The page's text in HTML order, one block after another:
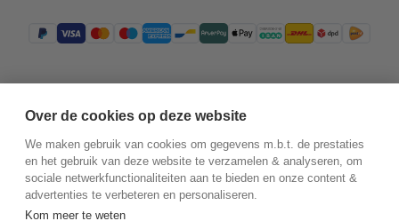
Over de cookies op deze website
We maken gebruik van cookies om gegevens m.b.t. de prestaties
en het gebruik van deze website te verzamelen & analyseren, om
sociale netwerkfunctionaliteiten aan te bieden en onze content &
advertenties te verbeteren en personaliseren.
Kom meer te weten